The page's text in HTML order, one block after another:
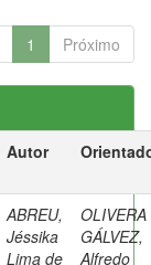
1 Próximo
Autor
ABREU,
Jéssika
Lima de
OLIVERA
GÁLVEZ,
Alfredo